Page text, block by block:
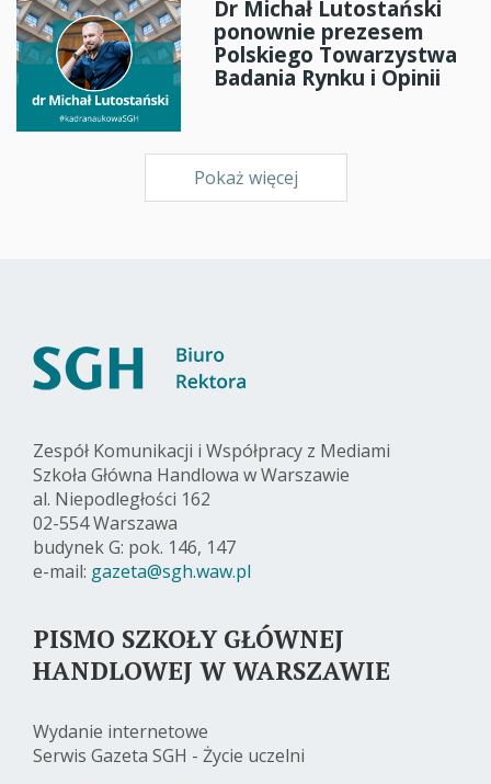
Dr Michał Lutostański
ponownie prezesem
Polskiego Towarzystwa
Badania Rynku i Opinii
Pokaż więcej
Zespół Komunikacji i Współpracy z Mediami
Szkoła Główna Handlowa w Warszawie
al. Niepodległości 162
02-554 Warszawa
budynek G: pok. 146, 147
e-mail: gazeta@sgh.waw.pl
PISMO SZKOŁY GŁÓWNEJ
HANDLOWEJ W WARSZAWIE
Wydanie internetowe
Serwis Gazeta SGH - Życie uczelni